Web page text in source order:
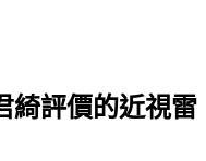
綺評價的近視雷